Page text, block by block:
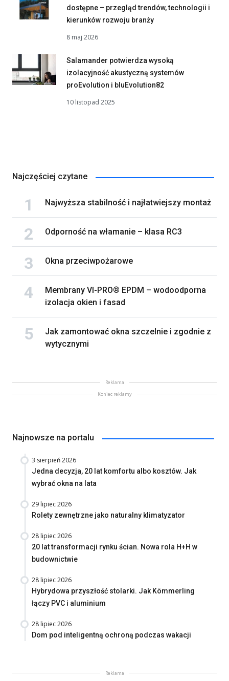
dostępne – przegląd trendów, technologii i
kierunków rozwoju branży
8 maj 2026
Salamander potwierdza wysoką
izolacyjność akustyczną systemów
proEvolution i bluEvolution82
10 listopad 2025
Najczęściej czytane
Najwyższa stabilność i najłatwiejszy montaż
Odporność na włamanie – klasa RC3
Okna przeciwpożarowe
Membrany VI-PRO® EPDM – wodoodporna
izolacja okien i fasad
Jak zamontować okna szczelnie i zgodnie z
wytycznymi
Reklama
Koniec reklamy
Najnowsze na portalu
3 sierpień 2026
Jedna decyzja, 20 lat komfortu albo kosztów. Jak
wybrać okna na lata
29 lipiec 2026
Rolety zewnętrzne jako naturalny klimatyzator
28 lipiec 2026
20 lat transformacji rynku ścian. Nowa rola H+H w
budownictwie
28 lipiec 2026
Hybrydowa przyszłość stolarki. Jak Kömmerling
łączy PVC i aluminium
28 lipiec 2026
Dom pod inteligentną ochroną podczas wakacji
Reklama